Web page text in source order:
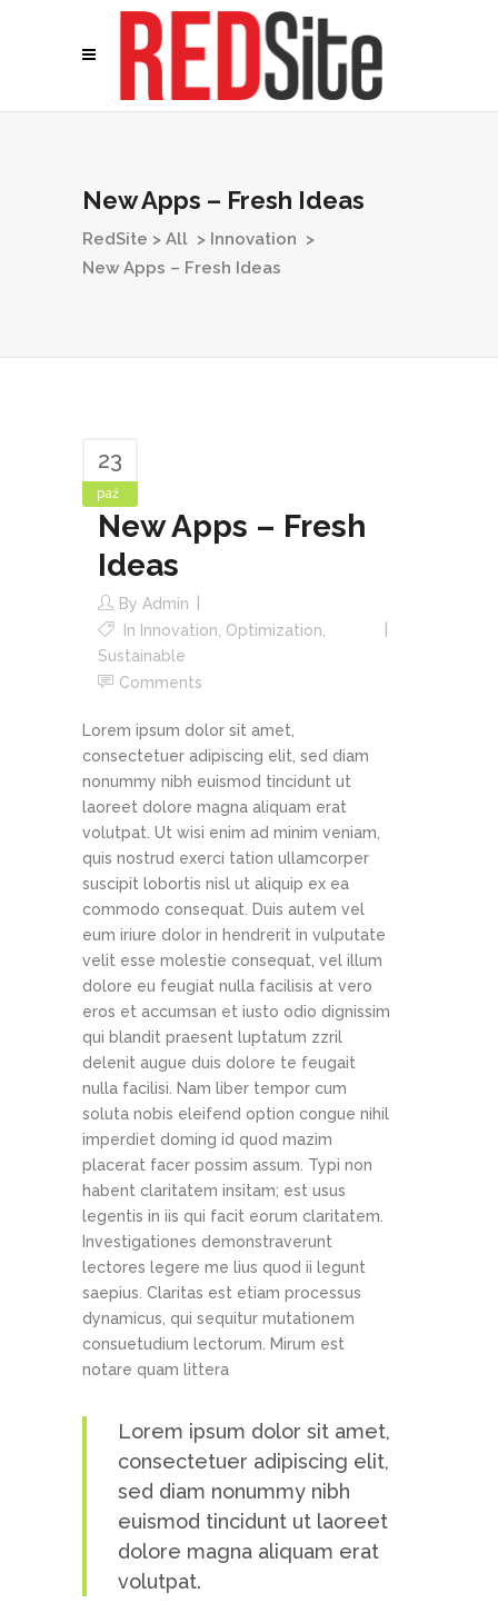
New Apps – Fresh Ideas
RedSite > All > Innovation >
New Apps – Fresh Ideas
23
paź
New Apps – Fresh
Ideas
By Admin
In Innovation Optimization
Sustainable
Comments
Lorem ipsum dolor sit amet,
consectetuer adipiscing elit, sed diam
nonummy nibh euismod tincidunt ut
laoreet dolore magna aliquam erat
volutpat. Ut wisi enim ad minim veniam,
quis nostrud exerci tation ullamcorper
suscipit lobortis nisl ut aliquip ex ea
commodo consequat. Duis autem vel
eum iriure dolor in hendrerit in vulputate
velit esse molestie consequat, vel illum
dolore eu feugiat nulla facilisis at vero
eros et accumsan et iusto odio dignissim
qui blandit praesent luptatum zzril
delenit augue duis dolore te feugait
nulla facilisi. Nam liber tempor cum
soluta nobis eleifend option congue nihil
imperdiet doming id quod mazim
placerat facer possim assum. Typi non
habent claritatem insitam; est usus
legentis in iis qui facit eorum claritatem.
Investigationes demonstraverunt
lectores legere me lius quod ii legunt
saepius. Claritas est etiam processus
dynamicus, qui sequitur mutationem
consuetudium lectorum. Mirum est
notare quam littera
Lorem ipsum dolor sit amet,
consectetuer adipiscing elit,
sed diam nonummy nibh
euismod tincidunt ut laoreet
dolore magna aliquam erat
volutpat.